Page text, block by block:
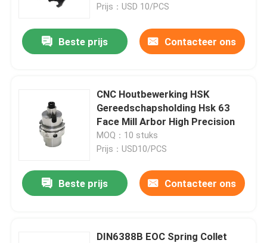
Prijs：USD 10/PCS
Beste prijs Contacteer ons
CNC Houtbewerking HSK
Gereedschapsholding Hsk 63
Face Mill Arbor High Precision
MOQ：10 stuks
Prijs：USD10/PCS
Beste prijs Contacteer ons
DIN6388B EOC Spring Collet